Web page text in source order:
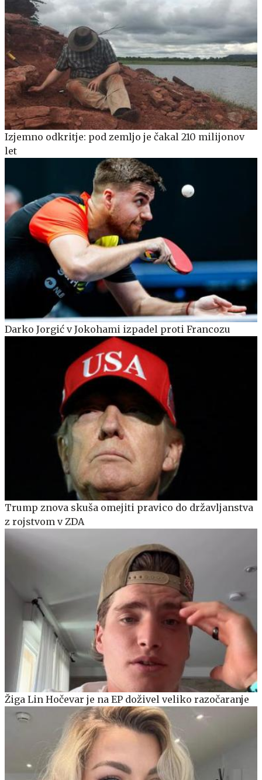
Izjemno odkritje: pod zemljo je čakal 210 milijonov
let
Darko Jorgić v Jokohami izpadel proti Francozu
Trump znova skuša omejiti pravico do državljanstva
z rojstvom v ZDA
Žiga Lin Hočevar je na EP doživel veliko razočaranje